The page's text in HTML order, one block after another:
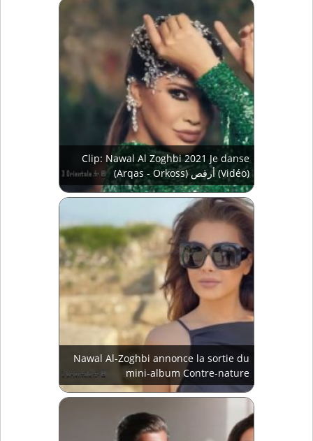
Clip: Nawal Al Zoghbi 2021 Je danse
(Arqas - Orkoss) أرقص (Vidéo)
Nawal Al-Zoghbi annonce la sortie du
mini-album Contre-nature